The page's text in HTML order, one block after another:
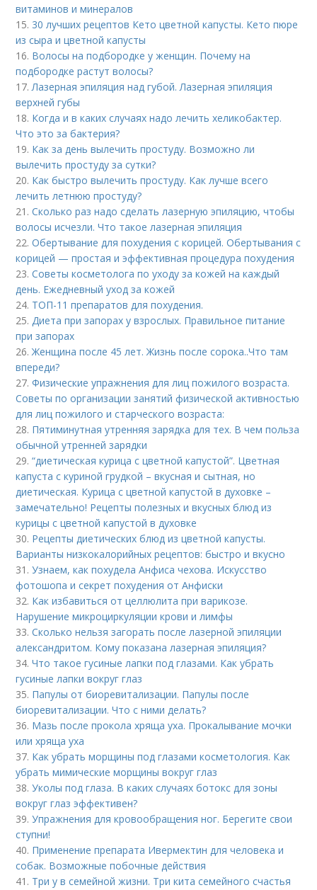
витаминов и минералов
15. 30 лучших рецептов Кето цветной капусты. Кето пюре
из сыра и цветной капусты
16. Волосы на подбородке у женщин. Почему на
подбородке растут волосы?
17.Лазерная эпиляция над губой. Лазерная эпиляция
верхней губы
18. Когда и в каких случаях надо лечить хеликобактер.
Что это за бактерия?
19. Как за день вылечить простуду. Возможно ли
вылечить простуду за сутки?
20. Как быстро вылечить простуду. Как лучше всего
лечить летнюю простуду?
21.Сколько раз надо сделать лазерную эпиляцию, чтобы
волосы исчезли. Что такое лазерная эпиляция
22.Обертывание для похудения с корицей. Обертывания с
корицей — простая и эффективная процедура похудения
23.Советы косметолога по уходу за кожей на каждый
день. Ежедневный уход за кожей
24. ТОП-11 препаратов для похудения.
25.Диета при запорах у взрослых. Правильное питание
при запорах
26.Женщина после 45 лет. Жизнь после сорока..Что там
впереди?
27.Физические упражнения для лиц пожилого возраста.
Советы по организации занятий физической активностью
для лиц пожилого и старческого возраста:
28. Пятиминутная утренняя зарядка для тех. В чем польза
обычной утренней зарядки
29.“диетическая курица с цветной капустой”. Цветная
капуста с куриной грудкой – вкусная и сытная, но
диетическая. Курица с цветной капустой в духовке –
замечательно! Рецепты полезных и вкусных блюд из
курицы с цветной капустой в духовке
30. Рецепты диетических блюд из цветной капусты.
Варианты низкокалорийных рецептов: быстро и вкусно
31.Узнаем, как похудела Анфиса чехова. Искусство
фотошопа и секрет похудения от Анфиски
32. Как избавиться от целлюлита при варикозе.
Нарушение микроциркуляции крови и лимфы
33.Сколько нельзя загорать после лазерной эпиляции
александритом. Кому показана лазерная эпиляция?
34.Что такое гусиные лапки под глазами. Как убрать
гусиные лапки вокруг глаз
35. Папулы от биоревитализации. Папулы после
биоревитализации. Что с ними делать?
36. Мазь после прокола хряща уха. Прокалывание мочки
или хряща уха
37. Как убрать морщины под глазами косметология. Как
убрать мимические морщины вокруг глаз
38.Уколы под глаза. В каких случаях ботокс для зоны
вокруг глаз эффективен?
39.Упражнения для кровообращения ног. Берегите свои
ступни!
40. Применение препарата Ивермектин для человека и
собак. Возможные побочные действия
41. Три у в семейной жизни. Три кита семейного счастья